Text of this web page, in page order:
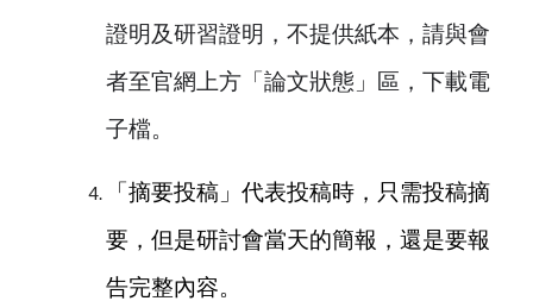
證明及研習證明，不提供紙本，請與會
者至官網上方「論文狀態」區，下載電
子檔。
「摘要投稿」代表投稿時，只需投稿摘
要，但是研討會當天的簡報，還是要報
告完整內容。